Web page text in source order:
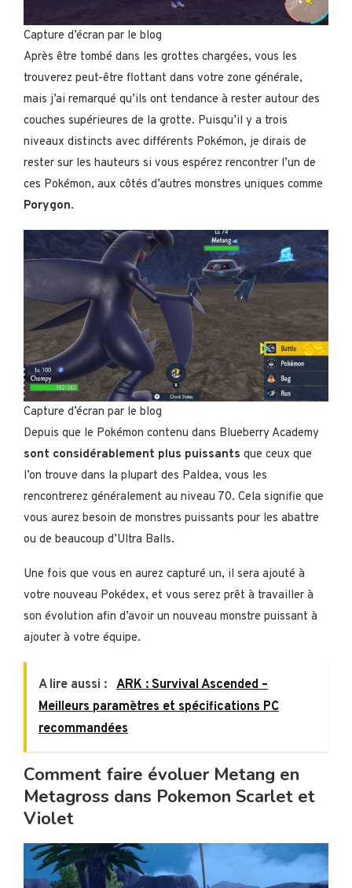
Capture d’écran par le blog
Après être tombé dans les grottes chargées, vous les
trouverez peut-être flottant dans votre zone générale,
mais j’ai remarqué qu’ils ont tendance à rester autour des
couches supérieures de la grotte. Puisqu’il y a trois
niveaux distincts avec différents Pokémon, je dirais de
rester sur les hauteurs si vous espérez rencontrer l’un de
ces Pokémon, aux côtés d’autres monstres uniques comme
Porygon.
Capture d’écran par le blog
Depuis que le Pokémon contenu dans Blueberry Academy
sont considérablement plus puissants que ceux que
l’on trouve dans la plupart des Paldea, vous les
rencontrerez généralement au niveau 70. Cela signifie que
vous aurez besoin de monstres puissants pour les abattre
ou de beaucoup d’Ultra Balls.
Une fois que vous en aurez capturé un, il sera ajouté à
votre nouveau Pokédex, et vous serez prêt à travailler à
son évolution afin d’avoir un nouveau monstre puissant à
ajouter à votre équipe.
A lire aussi : ARK : Survival Ascended –
Meilleurs paramètres et spécifications PC
recommandées
Comment faire évoluer Metang en
Metagross dans Pokemon Scarlet et
Violet